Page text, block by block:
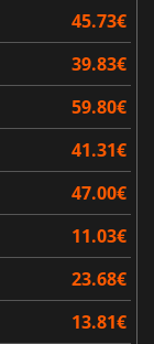
45.73€
39.83€
59.80€
41.31€
47.00€
11.03€
23.68€
13.81€